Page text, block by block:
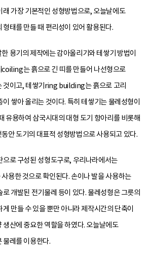
래 가장 기본적인 성형방법으로, 오늘날에도
형태를 만들 때 편리성이 있어 활용된다.
용기의 제작에는 감아올리기와 테쌓기 방법이
는 흙으로 긴 띠를 만들어 나선형으로
것이고, 테쌓기ring building는 흙으로 고리
쌓아 올리는 것이다. 특히 테쌓기는 물레성형이
유용하여 삼국시대의 대형 도기 항아리를 비롯해
안 도기의 대표적 성형방법으로 사용되고 있다.
으로 구성된 성형도구로, 우리나라에서는
용한 것으로 확인된다. 손이나 발을 사용하는
개발된 전기물레 등이 있다. 물레성형은 그릇의
만들 수 있을 뿐만 아니라 제작시간의 단축이
생산에 중요한 역할을 하였다. 오늘날에도
물레를 이용한다.